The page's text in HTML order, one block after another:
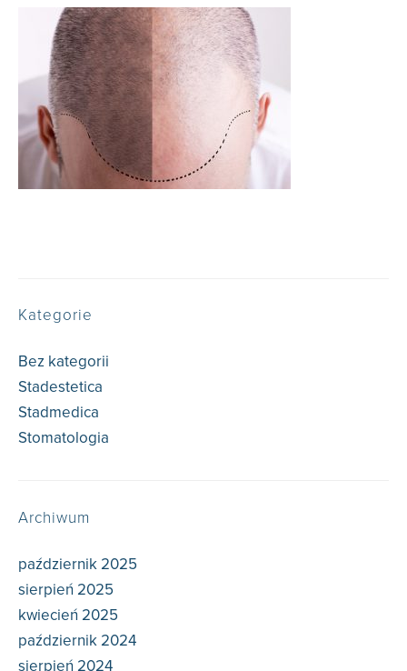
Kategorie
Bez kategorii
Stadestetica
Stadmedica
Stomatologia
Archiwum
październik 2025
sierpień 2025
kwiecień 2025
październik 2024
sierpień 2024